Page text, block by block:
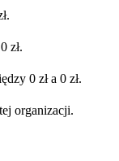
zł.
0 zł a 0 zł.
organizacji.